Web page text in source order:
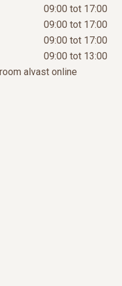
09:00 tot 17:00
09:00 tot 17:00
09:00 tot 17:00
09:00 tot 13:00
alvast online